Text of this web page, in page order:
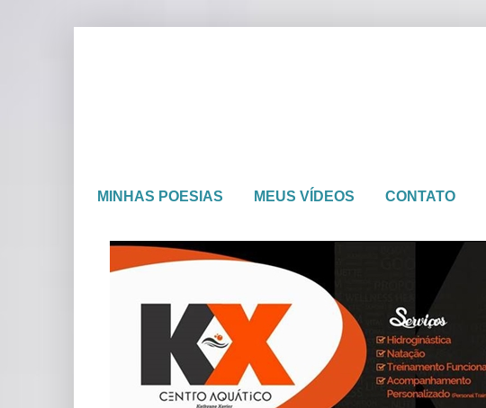
MINHAS POESIAS MEUS VÍDEOS CONTATO